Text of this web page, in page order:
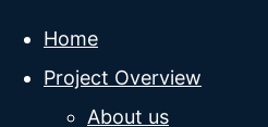
Home
Project Overview
About us